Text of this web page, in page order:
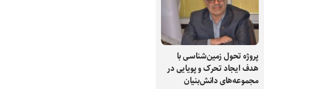
پروژه تحول زمین‌شناسی با
هدف ایجاد تحرک و پویایی در
مجموعه‌های دانش‌بنیان